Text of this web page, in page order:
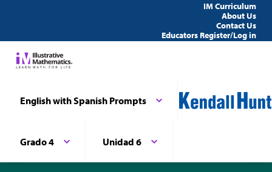
IM Curriculum
About Us
Contact Us
Educators Register/Log in
English with Spanish Prompts
Grado 4 Unidad 6